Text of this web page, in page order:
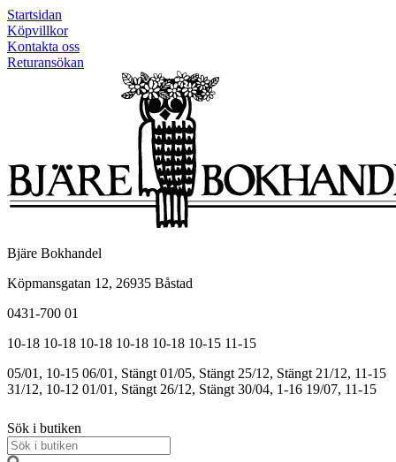
Startsidan
Köpvillkor
Kontakta oss
Returansökan
Bjäre Bokhandel
Köpmansgatan 12, 26935 Båstad
0431-700 01
10-18 10-18 10-18 10-18 10-18 10-15 11-15
05/01, 10-15 06/01, Stängt 01/05, Stängt 25/12, Stängt 21/12, 11-15
31/12, 10-12 01/01, Stängt 26/12, Stängt 30/04, 1-16 19/07, 11-15
Sök i butiken